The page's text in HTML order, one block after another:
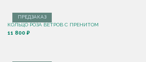
ПРЕДЗАКАЗ
КОЛЬЦО РОЗА ВЕТРОВ С ПРЕНИТОМ
11 800 ₽